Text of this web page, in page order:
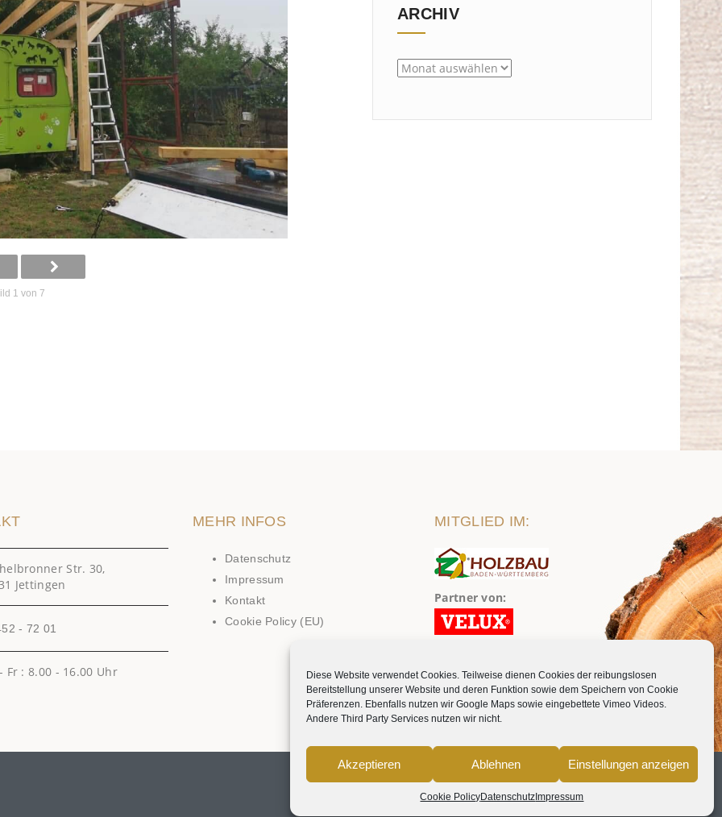
Diese Website verwendet Cookies. Teilweise dienen Cookies der reibungslosen
Bereitstellung unserer Website und deren Funktion sowie dem Speichern von Cookie
Präferenzen. Ebenfalls nutzen wir Google Maps sowie eingebettete Vimeo Videos.
Andere Third Party Services nutzen wir nicht.
Akzeptieren Ablehnen Einstellungen anzeigen
Cookie PolicyDatenschutz Impressum
1 von 7
ARCHIV
Archiv
Str. 30,
Jettingen
- 72 01
Fr : 8.00 - 16.00 Uhr
MEHR INFOS
Datenschutz
Impressum
Kontakt
Cookie Policy (EU)
MITGLIED IM:
Partner von: